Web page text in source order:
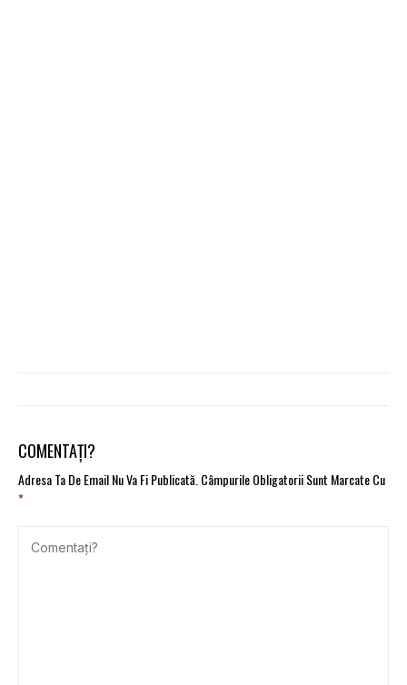
COMENTAȚI?
Adresa Ta De Email Nu Va Fi Publicată.Câmpurile Obligatorii Sunt Marcate Cu
*